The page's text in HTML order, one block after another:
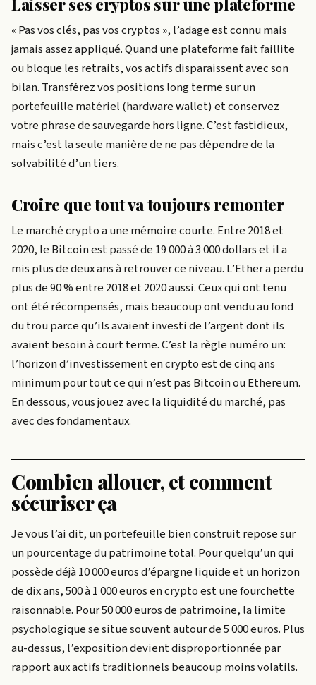
« Pas vos clés, pas vos cryptos », l’adage est connu mais
jamais assez appliqué. Quand une plateforme fait faillite
ou bloque les retraits, vos actifs disparaissent avec son
bilan. Transférez vos positions long terme sur un
portefeuille matériel (hardware wallet) et conservez
votre phrase de sauvegarde hors ligne. C’est fastidieux,
mais c’est la seule manière de ne pas dépendre de la
solvabilité d’un tiers.
Croire que tout va toujours remonter
Le marché crypto a une mémoire courte. Entre 2018 et
2020, le Bitcoin est passé de 19 000 à 3 000 dollars et il a
mis plus de deux ans à retrouver ce niveau. L’Ether a perdu
plus de 90 % entre 2018 et 2020 aussi. Ceux qui ont tenu
ont été récompensés, mais beaucoup ont vendu au fond
du trou parce qu’ils avaient investi de l’argent dont ils
avaient besoin à court terme. C’est la règle numéro un:
l’horizon d’investissement en crypto est de cinq ans
minimum pour tout ce qui n’est pas Bitcoin ou Ethereum.
En dessous, vous jouez avec la liquidité du marché, pas
avec des fondamentaux.
Combien allouer, et comment
sécuriser ça
Je vous l’ai dit, un portefeuille bien construit repose sur
un pourcentage du patrimoine total. Pour quelqu’un qui
possède déjà 10 000 euros d’épargne liquide et un horizon
de dix ans, 500 à 1 000 euros en crypto est une fourchette
raisonnable. Pour 50 000 euros de patrimoine, la limite
psychologique se situe souvent autour de 5 000 euros. Plus
au-dessus, l’exposition devient disproportionnée par
rapport aux actifs traditionnels beaucoup moins volatils.